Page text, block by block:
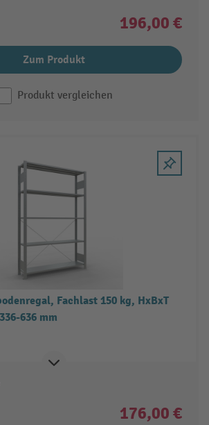
196,00 €
Zum Produkt
Produkt vergleichen
Fachlast 150 kg, HxBxT
636 mm
176,00 €